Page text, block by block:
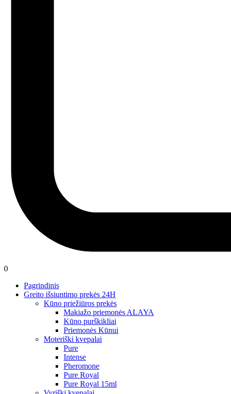
0
Pagrindinis
Greito išsiuntimo prekės 24H
Kūno priežiūros prekės
Makiažo priemonės ALAYA
Kūno purškikliai
Priemonės Kūnui
Moteriški kvepalai
Pure
Intense
Pheromone
Pure Royal
Pure Royal 15ml